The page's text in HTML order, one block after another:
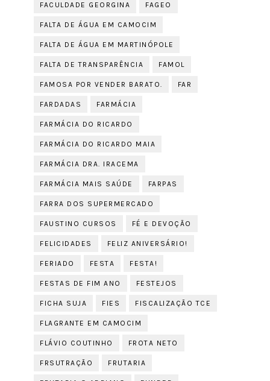
FACULDADE GEORGINA FAGEO
FALTA DE ÁGUA EM CAMOCIM
FALTA DE ÁGUA EM MARTINÓPOLE
FALTA DE TRANSPARÊNCIA FAMOL
FAMOSA POR VENDER BARATO. FAR
FARDADAS FARMÁCIA
FARMÁCIA DO RICARDO
FARMÁCIA DO RICARDO MAIA
FARMÁCIA DRA. IRACEMA
FARMÁCIA MAIS SAÚDE FARPAS
FARRA DOS SUPERMERCADO
FAUSTINO CURSOS FÉ E DEVOÇÃO
FELICIDADES FELIZ ANIVERSÁRIO!
FERIADO FESTA FESTA!
FESTAS DE FIM ANO FESTEJOS
FICHA SUJA FIES FISCALIZAÇÃO TCE
FLAGRANTE EM CAMOCIM
FLÁVIO COUTINHO FROTA NETO
FRSUTRAÇÃO FRUTARIA